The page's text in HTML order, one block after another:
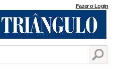
Fazer o Login